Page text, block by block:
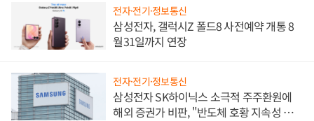
전자·전기·정보통신
삼성전자, 갤럭시Z 폴드8 사전예약 개통 8
월31일까지 연장
전자·전기·정보통신
삼성전자 SK하이닉스 소극적 주주환원에
해외 증권가 비판, "반도체 호황 지속성 의